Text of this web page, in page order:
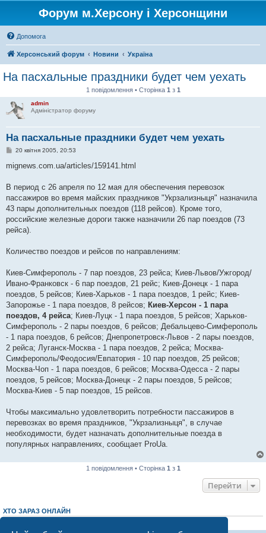
Форум м.Херсону і Херсонщини
Допомога
Херсонський форум Новини Україна
На пасхальные праздники будет чем уехать
1 повідомлення • Сторінка 1 з 1
admin
Адміністратор форуму
На пасхальные праздники будет чем уехать
П
в
о
л
е
н
я
20 квітня 2005, 20:53
mignews.com.ua/articles/159141.html
В период с 26 апреля по 12 мая для обеспечения перевозок
пассажиров во время майских праздников "Укрзализныця" назначила
43 пары дополнительных поездов (118 рейсов). Кроме того,
российские железные дороги также назначили 26 пар поездов (73
рейса).
Количество поездов и рейсов по направлениям:
Киев-Симферополь - 7 пар поездов, 23 рейса; Киев-Львов/Ужгород/
Ивано-Франковск - 6 пар поездов, 21 рейс; Киев-Донецк - 1 пара
поездов, 5 рейсов; Киев-Харьков - 1 пара поездов, 1 рейс; Киев-
Запорожье - 1 пара поездов, 8 рейсов; Киев-Херсон - 1 пара
поездов, 4 рейса; Киев-Луцк - 1 пара поездов, 5 рейсов; Харьков-
Симферополь - 2 пары поездов, 6 рейсов; Дебальцево-Симферополь
- 1 пара поездов, 6 рейсов; Днепропетровск-Львов - 2 пары поездов,
2 рейса; Луганск-Москва - 1 пара поездов, 2 рейса; Москва-
Симферополь/Феодосия/Евпатория - 10 пар поездов, 25 рейсов;
Москва-Чоп - 1 пара поездов, 6 рейсов; Москва-Одесса - 2 пары
поездов, 5 рейсов; Москва-Донецк - 2 пары поездов, 5 рейсов;
Москва-Киев - 5 пар поездов, 15 рейсов.
Чтобы максимально удовлетворить потребности пассажиров в
перевозках во время праздников, "Укрзализныця", в случае
необходимости, будет назначать дополнительные поезда в
популярных направлениях, сообщает ProUa.
1 повідомлення • Сторінка 1 з 1
Перейти
ХТО ЗАРАЗ ОНЛАЙН